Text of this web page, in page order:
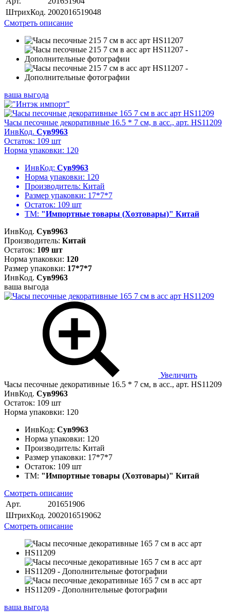
ШтрихКод. 2002016519048
Смотреть описание
ваша выгода
Часы песочные декоративные 16.5 * 7 см, в асс., арт. HS11209
ИнвКод. Сув9963
Остаток: 109 шт
Норма упаковки: 120
ИнвКод: Сув9963
Норма упаковки: 120
Производитель: Китай
Размер упаковки: 17*7*7
Остаток: 109 шт
ТМ: "Импортные товары (Хозтовары)" Китай
ИнвКод. Сув9963
Производитель: Китай
Остаток: 109 шт
Норма упаковки: 120
Размер упаковки: 17*7*7
ИнвКод. Сув9963
ваша выгода
Увеличить
Часы песочные декоративные 16.5 * 7 см, в асс., арт. HS11209
ИнвКод. Сув9963
Остаток: 109 шт
Норма упаковки: 120
ИнвКод: Сув9963
Норма упаковки: 120
Производитель: Китай
Размер упаковки: 17*7*7
Остаток: 109 шт
ТМ: "Импортные товары (Хозтовары)" Китай
Смотреть описание
Арт.
201651906
ШтрихКод. 2002016519062
Смотреть описание
ваша выгода